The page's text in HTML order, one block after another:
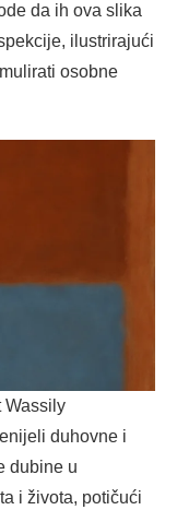
da ih ova slika
ilustrirajući
osobne
Wassily
duhovne i
dubine u
i života, potičući